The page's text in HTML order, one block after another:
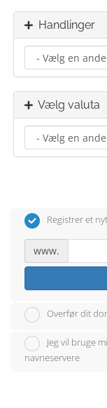
Handlinger
Vælg valuta
Registrer et
www.
Overfør dit
Jeg vil bruge
navneservere